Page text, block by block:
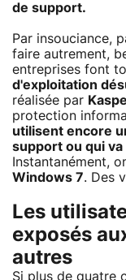
de support.
Par insouciance,
faire autrement,
entreprises font
d'exploitation
réalisée par
protection
utilisent encore
support ou qui
Instantanément,
Windows 7. Des
Les
exposés
autres
Si plus de quatre